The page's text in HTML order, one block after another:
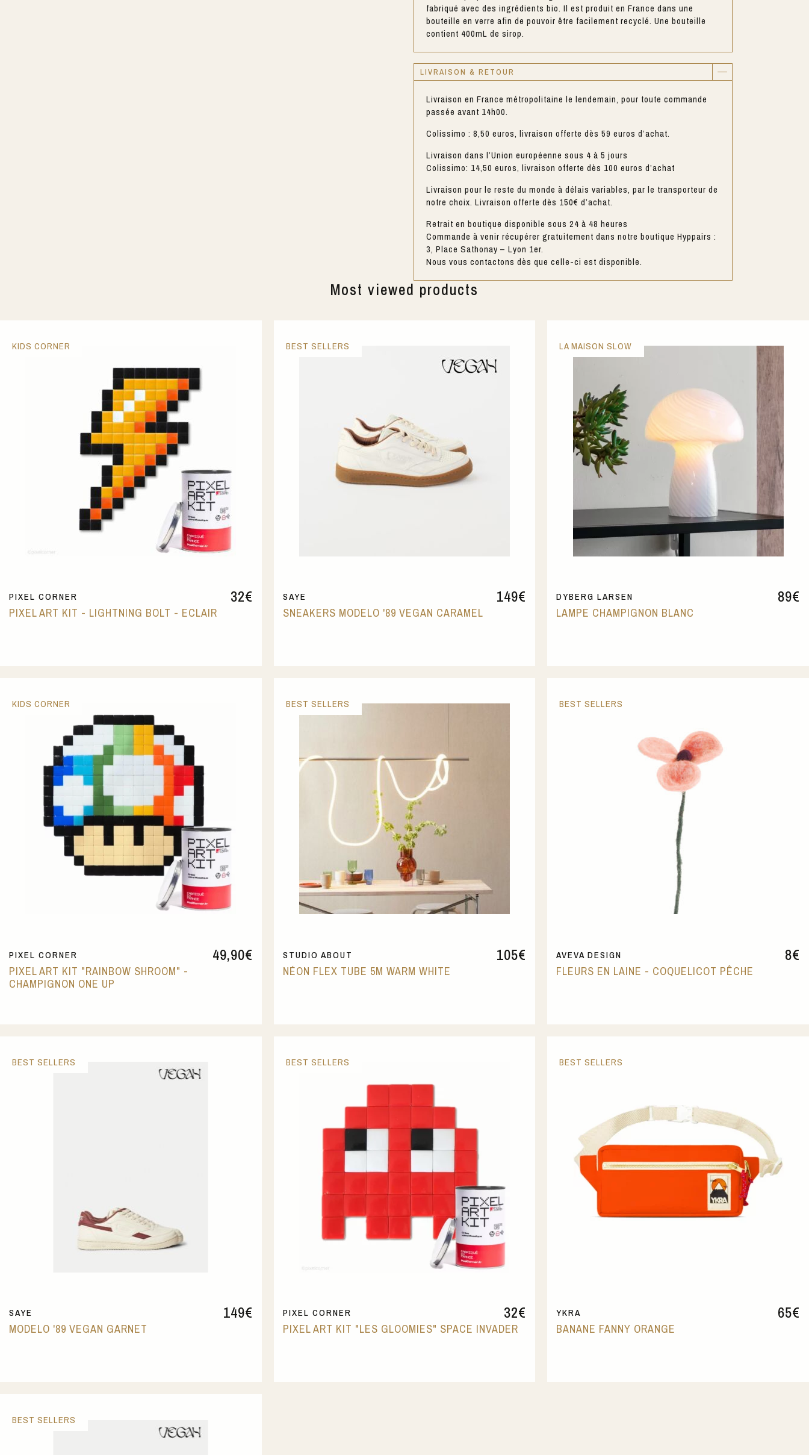
fabriqué avec des ingrédients bio. Il est produit en France dans une
bouteille en verre afin de pouvoir être facilement recyclé. Une bouteille
contient 400mL de sirop.
LIVRAISON & RETOUR
Livraison en France métropolitaine le lendemain, pour toute commande
passée avant 14h00.
Colissimo : 8,50 euros, livraison offerte dès 59 euros d’achat.
Livraison dans l’Union européenne sous 4 à 5 jours
Colissimo: 14,50 euros, livraison offerte dès 100 euros d’achat
Livraison pour le reste du monde à délais variables, par le transporteur de
notre choix. Livraison offerte dès 150€ d’achat.
Retrait en boutique disponible sous 24 à 48 heures
Commande à venir récupérer gratuitement dans notre boutique Hyppairs :
3, Place Sathonay – Lyon 1er.
Nous vous contactons dès que celle-ci est disponible.
Most viewed products
32€
PIXEL CORNER
PIXEL ART KIT - LIGHTNING BOLT - ECLAIR
KIDS CORNER
149€
SAYE
SNEAKERS MODELO '89 VEGAN CARAMEL
BEST SELLERS
89€
DYBERG LARSEN
LAMPE CHAMPIGNON BLANC
LA MAISON SLOW
49,90€
PIXEL CORNER
PIXEL ART KIT "RAINBOW SHROOM" -
CHAMPIGNON ONE UP
KIDS CORNER
105€
STUDIO ABOUT
NÉON FLEX TUBE 5M WARM WHITE
BEST SELLERS
8€
AVEVA DESIGN
FLEURS EN LAINE - COQUELICOT PÊCHE
BEST SELLERS
149€
SAYE
MODELO '89 VEGAN GARNET
BEST SELLERS
32€
PIXEL CORNER
PIXEL ART KIT "LES GLOOMIES" SPACE INVADER
BEST SELLERS
65€
YKRA
BANANE FANNY ORANGE
BEST SELLERS
BEST SELLERS